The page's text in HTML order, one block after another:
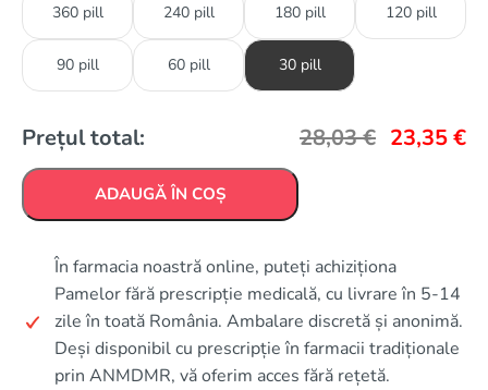
360 pill 240 pill 180 pill 120 pill
90 pill 60 pill 30 pill
Prețul total: 28,03€ 23,35€
ADAUGĂ ÎN COȘ
În farmacia noastră online, puteți achiziționa
Pamelor fără prescripție medicală, cu livrare în 5-14
zile în toată România. Ambalare discretă și anonimă.
Deși disponibil cu prescripție în farmacii tradiționale
prin ANMDMR, vă oferim acces fără rețetă.